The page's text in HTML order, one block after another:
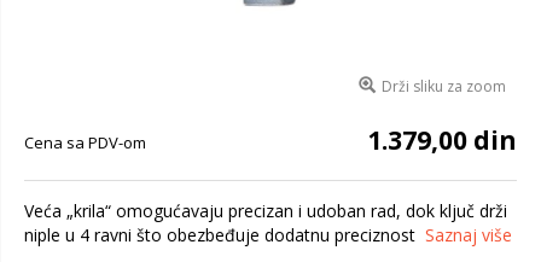
Drži sliku za zoom
Cena sa PDV-om 1.379,00 din
Veća „krila“ omogućavaju precizan i udoban rad, dok ključ drži
niple u 4 ravni što obezbeđuje dodatnu preciznost Saznaj više